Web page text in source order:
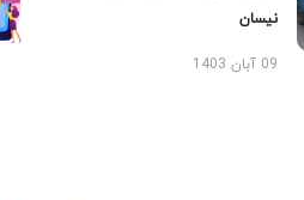
نیسان
09 آبان 1403